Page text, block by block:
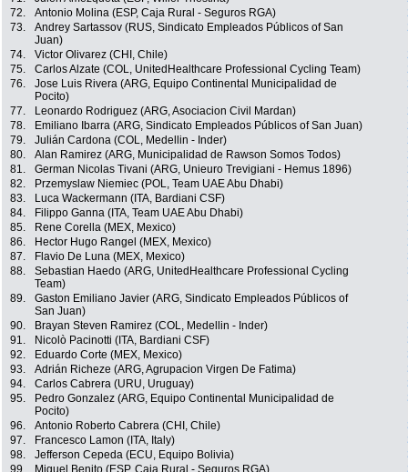
72.
Antonio Molina (ESP, Caja Rural - Seguros RGA)
73.
Andrey Sartassov (RUS, Sindicato Empleados Públicos of San
Juan)
74. Victor Olivarez (CHI, Chile)
75.
Carlos Alzate (COL, UnitedHealthcare Professional Cycling Team)
76.
Jose Luis Rivera (ARG, Equipo Continental Municipalidad de
Pocito)
77. Leonardo Rodriguez (ARG, Asociacion Civil Mardan)
78.
Emiliano Ibarra (ARG, Sindicato Empleados Públicos of San Juan)
79.
Julián Cardona (COL, Medellin - Inder)
80.
Alan Ramirez (ARG, Municipalidad de Rawson Somos Todos)
81.
German Nicolas Tivani (ARG, Unieuro Trevigiani - Hemus 1896)
82.
Przemyslaw Niemiec (POL, Team UAE Abu Dhabi)
83.
Luca Wackermann (ITA, Bardiani CSF)
84.
Filippo Ganna (ITA, Team UAE Abu Dhabi)
85.
Rene Corella (MEX, Mexico)
86.
Hector Hugo Rangel (MEX, Mexico)
87.
Flavio De Luna (MEX, Mexico)
88.
Sebastian Haedo (ARG, UnitedHealthcare Professional Cycling
Team)
89.
Gaston Emiliano Javier (ARG, Sindicato Empleados Públicos of
San Juan)
90. Brayan Steven Ramirez (COL, Medellin - Inder)
91.
Nicolò Pacinotti (ITA, Bardiani CSF)
92.
Eduardo Corte (MEX, Mexico)
93.
Adrián Richeze (ARG, Agrupacion Virgen De Fatima)
94.
Carlos Cabrera (URU, Uruguay)
95.
Pedro Gonzalez (ARG, Equipo Continental Municipalidad de
Pocito)
96. Antonio Roberto Cabrera (CHI, Chile)
97.
Francesco Lamon (ITA, Italy)
98.
Jefferson Cepeda (ECU, Equipo Bolivia)